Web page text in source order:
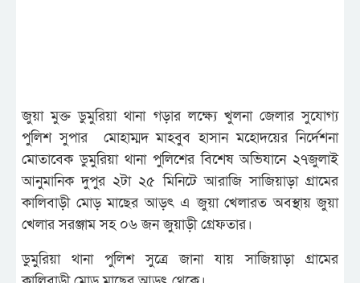
জুয়া মুক্ত ডুমুরিয়া থানা গড়ার লক্ষ্যে খুলনা জেলার সুযোগ্য
পুলিশ সুপার মোহাম্মদ মাহবুব হাসান মহোদয়ের নির্দেশনা
মোতাবেক ডুমুরিয়া থানা পুলিশের বিশেষ অভিযানে ২৭জুলাই
আনুমানিক দুপুর ২টা ২৫ মিনিটে আরাজি সাজিয়াড়া গ্রামের
কালিবাড়ী মোড় মাছের আড়ৎ এ জুয়া খেলারত অবস্থায় জুয়া
খেলার সরঞ্জাম সহ ০৬ জন জুয়াড়ী গ্রেফতার।
ডুমুরিয়া থানা পুলিশ সুত্রে জানা যায় সাজিয়াড়া গ্রামের